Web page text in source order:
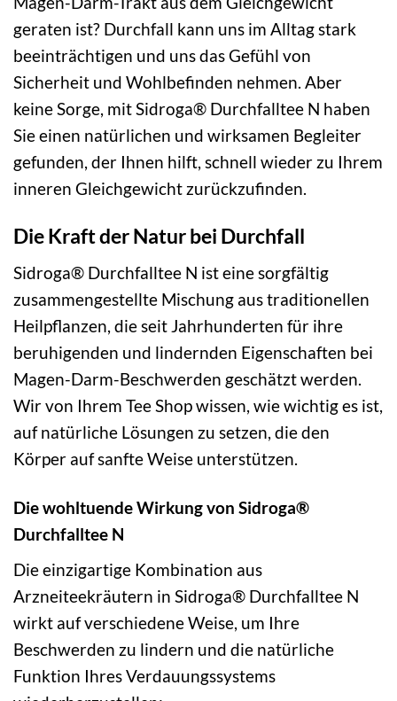
geraten ist? Durchfall kann uns im Alltag stark
beeinträchtigen und uns das Gefühl von
Sicherheit und Wohlbefinden nehmen. Aber
keine Sorge, mit Sidroga® Durchfalltee N haben
Sie einen natürlichen und wirksamen Begleiter
gefunden, der Ihnen hilft, schnell wieder zu Ihrem
inneren Gleichgewicht zurückzufinden.
Die Kraft der Natur bei Durchfall
Sidroga® Durchfalltee N ist eine sorgfältig
zusammengestellte Mischung aus traditionellen
Heilpflanzen, die seit Jahrhunderten für ihre
beruhigenden und lindernden Eigenschaften bei
Magen-Darm-Beschwerden geschätzt werden.
Wir von Ihrem Tee Shop wissen, wie wichtig es ist,
auf natürliche Lösungen zu setzen, die den
Körper auf sanfte Weise unterstützen.
Die wohltuende Wirkung von Sidroga®
Durchfalltee N
Die einzigartige Kombination aus
Arzneiteekräutern in Sidroga® Durchfalltee N
wirkt auf verschiedene Weise, um Ihre
Beschwerden zu lindern und die natürliche
Funktion Ihres Verdauungssystems